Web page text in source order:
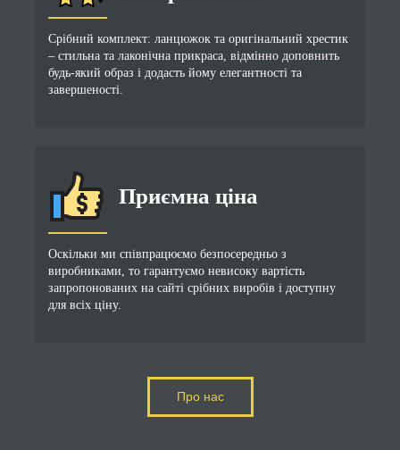
Срібний комплект: ланцюжок та оригінальний хрестик
– стильна та лаконічна прикраса, відмінно доповнить
будь-який образ і додасть йому елегантності та
завершеності.
Приємна ціна
Оскільки ми співпрацюємо безпосередньо з
виробниками, то гарантуємо невисоку вартість
запропонованих на сайті срібних виробів і доступну
для всіх ціну.
Про нас